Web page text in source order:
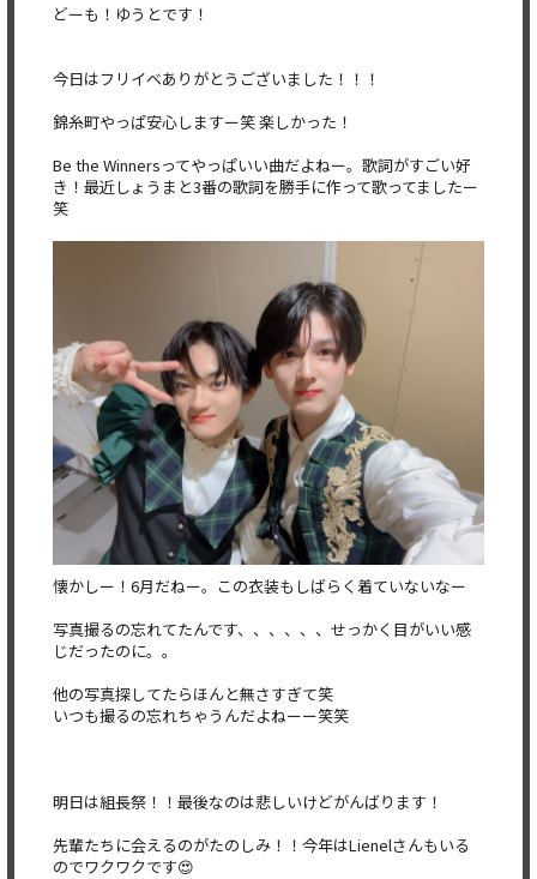
どーも！ゆうとです！
今日はフリイベありがとうございました！！！
錦糸町やっぱ安心しますー笑 楽しかった！
Be the Winnersってやっぱいい曲だよねー。歌詞がすごい好
き！最近しょうまと3番の歌詞を勝手に作って歌ってましたー
笑
懐かしー！6月だねー。この衣装もしばらく着ていないなー
写真撮るの忘れてたんです、、、、、、せっかく目がいい感
じだったのに。。
他の写真探してたらほんと無さすぎて笑
いつも撮るの忘れちゃうんだよねーー笑笑
明日は組長祭！！最後なのは悲しいけどがんばります！
先輩たちに会えるのがたのしみ！！今年はLienelさんもいる
のでワクワクです😍